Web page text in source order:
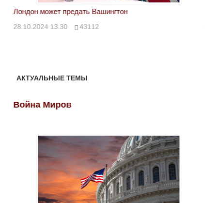
Лондон может предать Вашингтон
28.10.2024 13:30 43112
АКТУАЛЬНЫЕ ТЕМЫ
Война Миров